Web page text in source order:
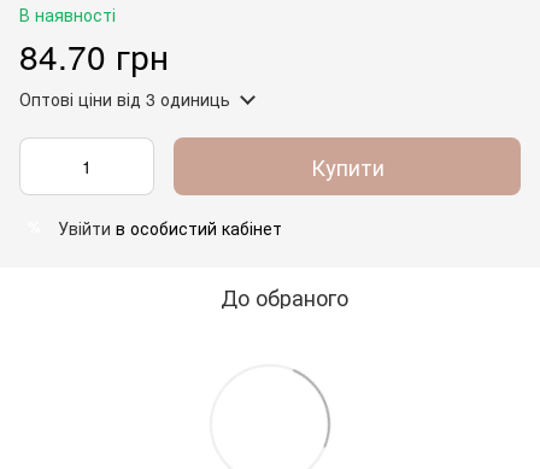
В наявності
84.70 грн
Оптові ціни від 3 одиниць
Купити
Увійти в особистий кабінет
До обраного